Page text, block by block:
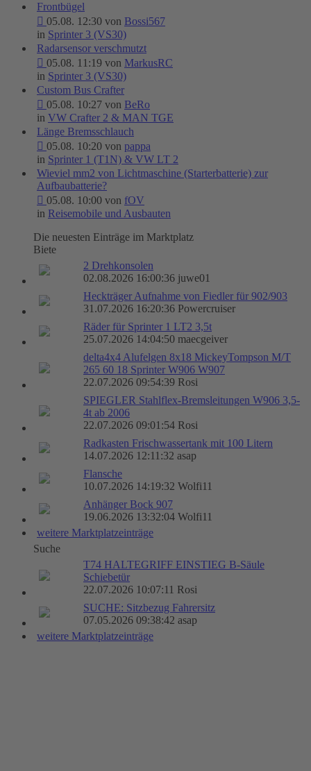
Frontbügel
05.08. 12:30 von Bossi567
in Sprinter 3 (VS30)
Radarsensor verschmutzt
05.08. 11:19 von MarkusRC
in Sprinter 3 (VS30)
Custom Bus Crafter
05.08. 10:27 von BeRo
in VW Crafter 2 & MAN TGE
Länge Bremsschlauch
05.08. 10:20 von pappa
in Sprinter 1 (T1N) & VW LT 2
Wieviel mm2 von Lichtmaschine (Starterbatterie) zur
Aufbaubatterie?
05.08. 10:00 von fOV
in Reisemobile und Ausbauten
Die neuesten Einträge im Marktplatz
Biete
2 Drehkonsolen
02.08.2026 16:00:36 juwe01
Heckträger Aufnahme von Fiedler für 902/903
31.07.2026 16:20:36 Powercruiser
Räder für Sprinter 1 LT2 3,5t
25.07.2026 14:04:50 maecgeiver
delta4x4 Alufelgen 8x18 MickeyTompson M/T
265 60 18 Sprinter W906 W907
22.07.2026 09:54:39 Rosi
SPIEGLER Stahlflex-Bremsleitungen W906 3,5-
4t ab 2006
22.07.2026 09:01:54 Rosi
Radkasten Frischwassertank mit 100 Litern
14.07.2026 12:11:32 asap
Flansche
10.07.2026 14:19:32 Wolfi11
Anhänger Bock 907
19.06.2026 13:32:04 Wolfi11
weitere Marktplatzeinträge
Suche
T74 HALTEGRIFF EINSTIEG B-Säule
Schiebetür
22.07.2026 10:07:11 Rosi
SUCHE: Sitzbezug Fahrersitz
07.05.2026 09:38:42 asap
weitere Marktplatzeinträge